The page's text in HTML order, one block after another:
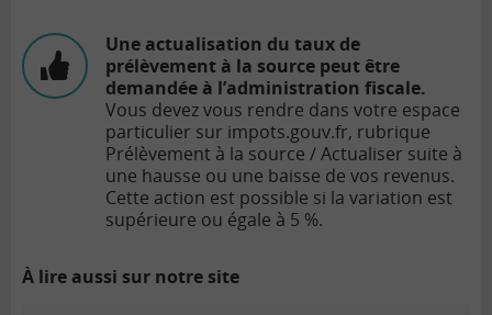
Une actualisation du taux de
prélèvement à la source peut être
demandée à l’administration fiscale.
Vous devez vous rendre dans votre espace
particulier sur impots.gouv.fr, rubrique
Prélèvement à la source / Actualiser suite à
une hausse ou une baisse de vos revenus.
Cette action est possible si la variation est
supérieure ou égale à 5 %.
À lire aussi sur notre site